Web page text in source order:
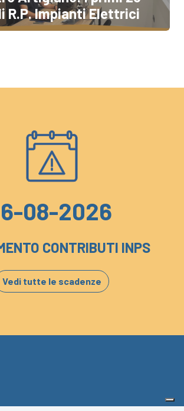
R.P. Impianti Elettrici
08-2026
CONTRIBUTI INPS
Vedi tutte le scadenze